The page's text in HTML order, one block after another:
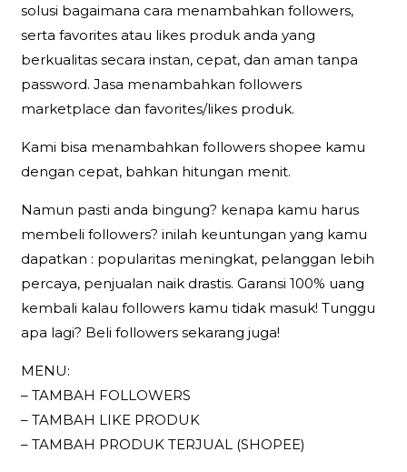
solusi bagaimana cara menambahkan followers,
serta favorites atau likes produk anda yang
berkualitas secara instan, cepat, dan aman tanpa
password. Jasa menambahkan followers
marketplace dan favorites/likes produk.
Kami bisa menambahkan followers shopee kamu
dengan cepat, bahkan hitungan menit.
Namun pasti anda bingung? kenapa kamu harus
membeli followers? inilah keuntungan yang kamu
dapatkan : popularitas meningkat, pelanggan lebih
percaya, penjualan naik drastis. Garansi 100% uang
kembali kalau followers kamu tidak masuk! Tunggu
apa lagi? Beli followers sekarang juga!
MENU:
– TAMBAH FOLLOWERS
– TAMBAH LIKE PRODUK
– TAMBAH PRODUK TERJUAL (SHOPEE)